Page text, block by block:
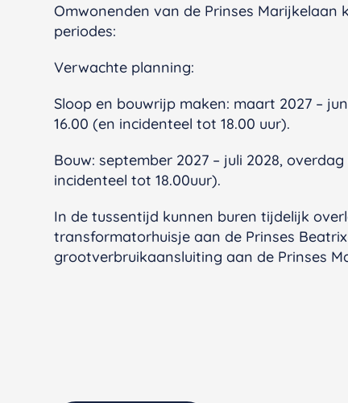
Omwonenden van de Prinses
periodes:
Verwachte planning:
Sloop en bouwrijp maken: maart 2027 –
16.00 (en incidenteel tot 18.00 uur).
Bouw: september 2027 – juli 2028,
incidenteel tot 18.00uur).
In de tussentijd kunnen buren tijdelijk
transformatorhuisje aan de Prinses
grootverbruikaansluiting aan de Prinses